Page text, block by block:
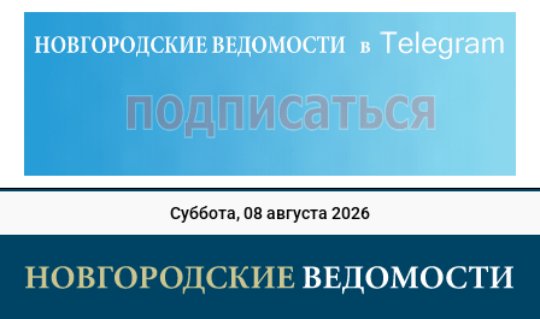
Суббота, 08 августа 2026